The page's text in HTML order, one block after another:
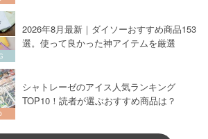
2026年8月最新｜ダイソーおすすめ商品153
選。使って良かった神アイテムを厳選
シャトレーゼのアイス人気ランキング
TOP10！読者が選ぶおすすめ商品は？